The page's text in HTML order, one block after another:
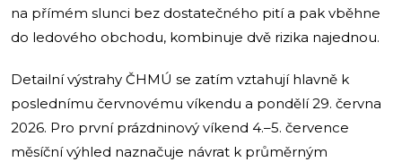
na přímém slunci bez dostatečného pití a pak vběhne
do ledového obchodu, kombinuje dvě rizika najednou.
Detailní výstrahy ČHMÚ se zatím vztahují hlavně k
poslednímu červnovému víkendu a pondělí 29. června
2026. Pro první prázdninový víkend 4.–5. července
měsíční výhled naznačuje návrat k průměrným